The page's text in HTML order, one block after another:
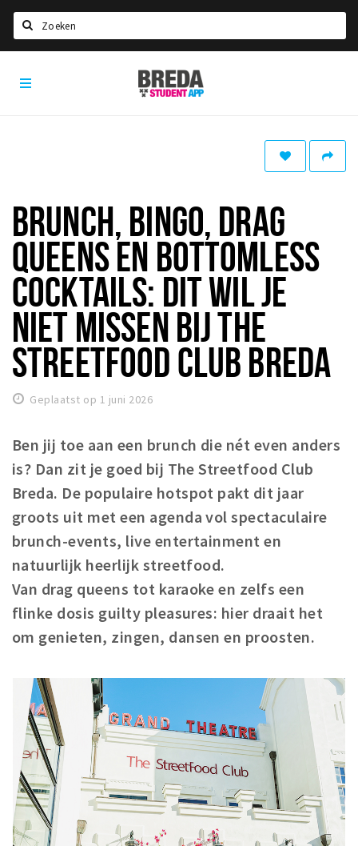
HOME
Studentenverenigingen
Studentenraad
Studentenroutes
New in town? Check FAQ!
WONEN
Woonruimte
Inschrijven gemeente
Huisarts en eerste hulp
Q&A
KORTING
Breda Student Shop
Draai aan het rad!
VRIJE TIJD
Agenda
Bezienswaardigheden
Musea, theaters & podia
Uitjes & activiteiten
Studentenroutes
Natuurgebieden
Party pics
Breda
Student
BRUNCH, BINGO, DRAG
QUEENS EN BOTTOMLESS
COCKTAILS: DIT WIL JE
NIET MISSEN BIJ THE
STREETFOOD CLUB BREDA
Geplaatst op 1 juni 2026
Ben jij toe aan een brunch die nét even anders
is? Dan zit je goed bij The Streetfood Club
Breda. De populaire hotspot pakt dit jaar
groots uit met een agenda vol spectaculaire
brunch-events, live entertainment en
natuurlijk heerlijk streetfood.
Van drag queens tot karaoke en zelfs een
flinke dosis guilty pleasures: hier draait het
om genieten, zingen, dansen en proosten.